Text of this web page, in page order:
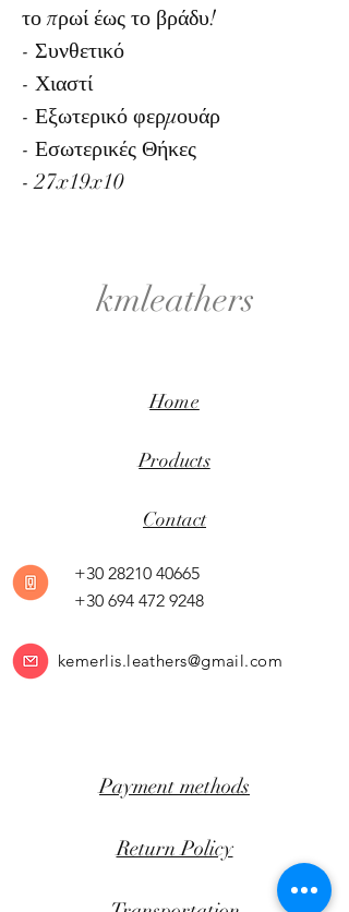
το πρωί έως το βράδυ!
- Συνθετικό
- Χιαστί
- Εξωτερικό φερμουάρ
- Εσωτερικές Θήκες
- 27x19x10
kmleathers
Home
Products
Contact
+30 28210 40665
+30 694 472 9248
kemerlis.leathers@gmail.com
Payment methods
Return Policy